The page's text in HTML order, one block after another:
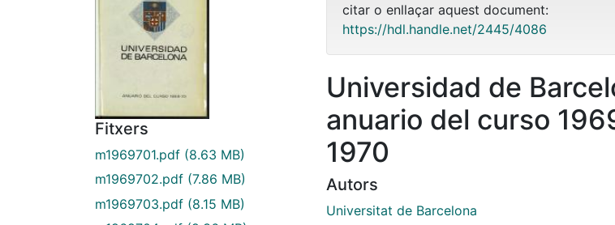
Fitxers
m1969701.pdf (8.63 MB)
m1969702.pdf (7.86 MB)
m1969703.pdf (8.15 MB)
citar o enllaçar aquest document:
https://hdl.handle.net/2445/4086
Universidad de
anuario del curso
1970
Autors
Universitat de Barcelona